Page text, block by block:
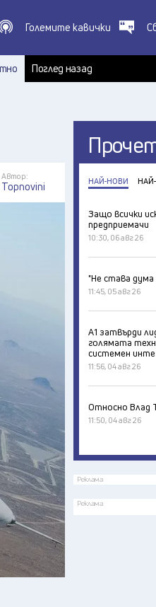
X
Големите кавички
Поглед назад
Автор:
Topnovini НАЙ-НОВИ
Защо всички
предприемачи
10:30, 06 авг 26
"Не става дума
11:45, 05 авг 26
А1 затвърди
голямата
системен
11:56, 04 авг 26
Относно Влад
11:50, 04 авг 26
Реклама
Реклама